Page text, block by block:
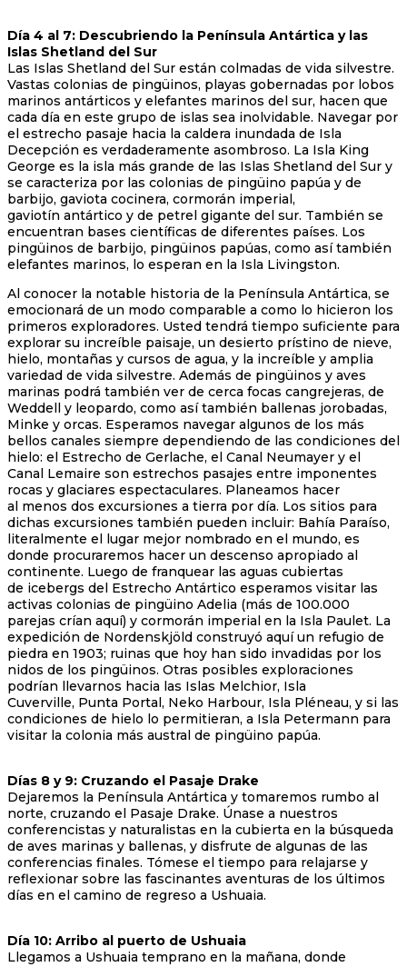
Día 4 al 7: Descubriendo la Península Antártica y las
Islas Shetland del Sur
Las Islas Shetland del Sur están colmadas de vida silvestre.
Vastas colonias de pingüinos, playas gobernadas por lobos
marinos antárticos y elefantes marinos del sur, hacen que
cada día en este grupo de islas sea inolvidable. Navegar por
el estrecho pasaje hacia la caldera inundada de Isla
Decepción es verdaderamente asombroso. La Isla King
George es la isla más grande de las Islas Shetland del Sur y
se caracteriza por las colonias de pingüino papúa y de
barbijo, gaviota cocinera, cormorán imperial,
gaviotín antártico y de petrel gigante del sur. También se
encuentran bases científicas de diferentes países. Los
pingüinos de barbijo, pingüinos papúas, como así también
elefantes marinos, lo esperan en la Isla Livingston.
Al conocer la notable historia de la Península Antártica, se
emocionará de un modo comparable a como lo hicieron los
primeros exploradores. Usted tendrá tiempo suficiente para
explorar su increíble paisaje, un desierto prístino de nieve,
hielo, montañas y cursos de agua, y la increíble y amplia
variedad de vida silvestre. Además de pingüinos y aves
marinas podrá también ver de cerca focas cangrejeras, de
Weddell y leopardo, como así también ballenas jorobadas,
Minke y orcas. Esperamos navegar algunos de los más
bellos canales siempre dependiendo de las condiciones del
hielo: el Estrecho de Gerlache, el Canal Neumayer y el
Canal Lemaire son estrechos pasajes entre imponentes
rocas y glaciares espectaculares. Planeamos hacer
al menos dos excursiones a tierra por día. Los sitios para
dichas excursiones también pueden incluir: Bahía Paraíso,
literalmente el lugar mejor nombrado en el mundo, es
donde procuraremos hacer un descenso apropiado al
continente. Luego de franquear las aguas cubiertas
de icebergs del Estrecho Antártico esperamos visitar las
activas colonias de pingüino Adelia (más de 100.000
parejas crían aquí) y cormorán imperial en la Isla Paulet. La
expedición de Nordenskjöld construyó aquí un refugio de
piedra en 1903; ruinas que hoy han sido invadidas por los
nidos de los pingüinos. Otras posibles exploraciones
podrían llevarnos hacia las Islas Melchior, Isla
Cuverville, Punta Portal, Neko Harbour, Isla Pléneau, y si las
condiciones de hielo lo permitieran, a Isla Petermann para
visitar la colonia más austral de pingüino papúa.
Días 8 y 9: Cruzando el Pasaje Drake
Dejaremos la Península Antártica y tomaremos rumbo al
norte, cruzando el Pasaje Drake. Únase a nuestros
conferencistas y naturalistas en la cubierta en la búsqueda
de aves marinas y ballenas, y disfrute de algunas de las
conferencias finales. Tómese el tiempo para relajarse y
reflexionar sobre las fascinantes aventuras de los últimos
días en el camino de regreso a Ushuaia.
Día 10: Arribo al puerto de Ushuaia
Llegamos a Ushuaia temprano en la mañana, donde